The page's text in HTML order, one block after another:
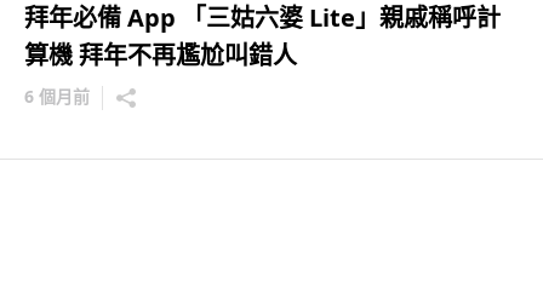
拜年必備 App 「三姑六婆 Lite」親戚稱呼計
算機 拜年不再尷尬叫錯人
6 個月前